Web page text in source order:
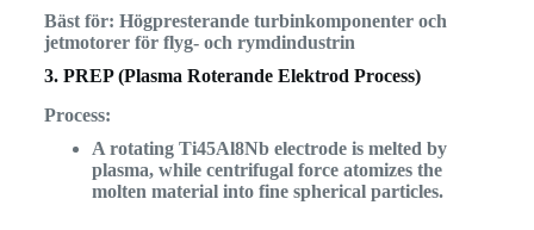
Bäst för: Högpresterande turbinkomponenter och
jetmotorer för flyg- och rymdindustrin
3. PREP (Plasma Roterande Elektrod Process)
Process:
A rotating Ti45Al8Nb electrode is melted by
plasma, while centrifugal force atomizes the
molten material into fine spherical particles.